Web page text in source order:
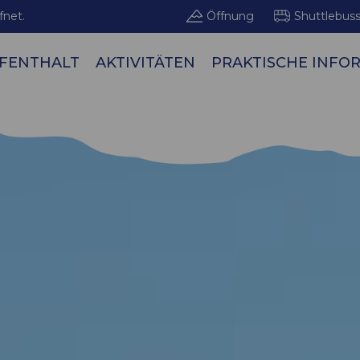
Öffnung
AKTIVITÄTEN PRAKTISCHE